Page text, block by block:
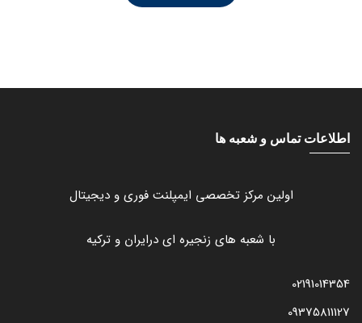
اطلاعات تماس و شعبه ها
اولین مرکز تخصصی ایمپلنت فوری و دیجیتال
با شعبه های زنجیره ای درایران و ترکیه
02191014354
09375811127